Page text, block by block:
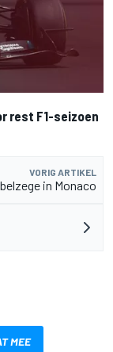
rest F1-seizoen
VORIG ARTIKEL
in Monaco
MEE